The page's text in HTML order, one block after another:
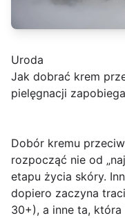
Uroda
Jak dobrać krem
pielęgnacji
Dobór kremu
rozpocząć nie od
etapu życia skóry.
dopiero zaczyna
30+), a inne ta,